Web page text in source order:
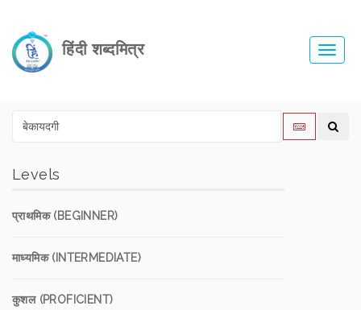
हिंदी शब्दमित्र
Levels
प्राथमिक (BEGINNER)
माध्यमिक (INTERMEDIATE)
कुशल (PROFICIENT)